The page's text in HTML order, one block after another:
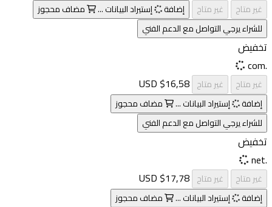
غير متاح غير متاح إضافة إستيراد البيانات ... مضاف محجوز
للشراء يرجي التواصل مع الدعم الفني
تخفيض
.com
غير متاح غير متاح $16,58 USD
إضافة إستيراد البيانات ... مضاف محجوز
للشراء يرجي التواصل مع الدعم الفني
تخفيض
.net
غير متاح غير متاح $17,78 USD
إضافة إستيراد البيانات ... مضاف محجوز